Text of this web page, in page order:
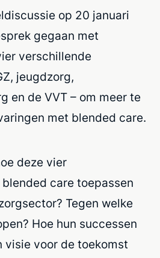
op 20 januari
gegaan met
verschillende
jeugdzorg,
en de VVT – om meer te
met blended care.
deze vier
care toepassen
Tegen welke
Hoe hun successen
visie voor de toekomst